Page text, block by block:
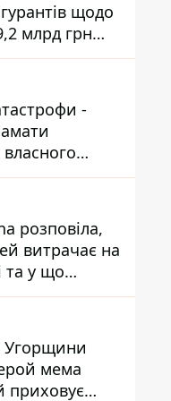
щодо
млрд грн
до
-
змусивши
ставку
розповіла,
витрачає на
та у що
Угорщини
мема
приховує